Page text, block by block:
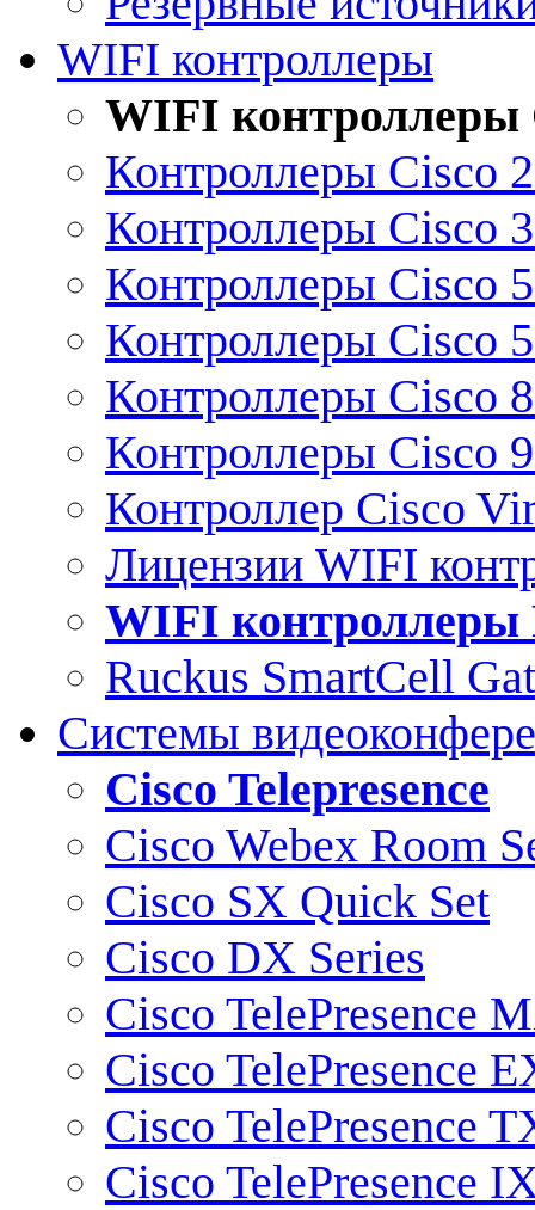
WIFI контроллеры
WIFI контроллеры
Контроллеры Cisco
Контроллеры Cisco
Контроллеры Cisco
Контроллеры Cisco
Контроллеры Cisco
Контроллеры Cisco
Контроллер Cisco
Лицензии WIFI
WIFI контроллеры
Ruckus SmartCell
Системы
Cisco Telepresence
Cisco Webex Room
Cisco SX Quick Set
Cisco DX Series
Cisco TelePresence
Cisco TelePresence
Cisco TelePresence
Cisco TelePresence